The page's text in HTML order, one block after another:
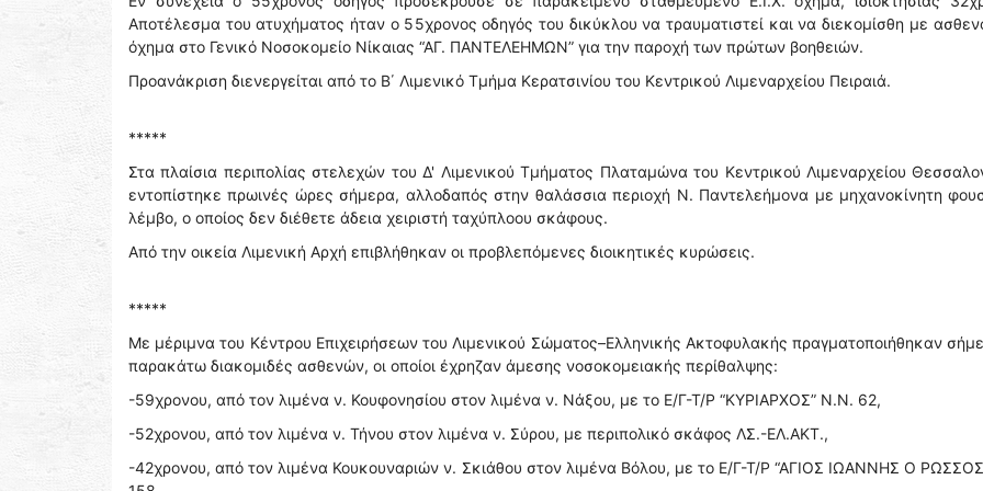
Αποτέλεσμα του ατυχήματος ήταν ο 55χρονος οδηγός του δικύκλου να τραυματιστεί και να διεκομίσθη με
όχημα στο Γενικό Νοσοκομείο Νίκαιας “ΑΓ. ΠΑΝΤΕΛΕΗΜΩΝ” για την παροχή των πρώτων βοηθειών.
Προανάκριση διενεργείται από το Β΄ Λιμενικό Τμήμα Κερατσινίου του Κεντρικού Λιμεναρχείου Πειραιά.
*****
Στα πλαίσια περιπολίας στελεχών του Δ' Λιμενικού Τμήματος Πλαταμώνα του Κεντρικού Λιμεναρχείου
εντοπίστηκε πρωινές ώρες σήμερα, αλλοδαπός στην θαλάσσια περιοχή Ν. Παντελεήμονα με μηχανοκίνητη
λέμβο, ο οποίος δεν διέθετε άδεια χειριστή ταχύπλοου σκάφους.
Από την οικεία Λιμενική Αρχή επιβλήθηκαν οι προβλεπόμενες διοικητικές κυρώσεις.
*****
Με μέριμνα του Κέντρου Επιχειρήσεων του Λιμενικού Σώματος–Ελληνικής Ακτοφυλακής πραγματοποιήθηκαν
παρακάτω διακομιδές ασθενών, οι οποίοι έχρηζαν άμεσης νοσοκομειακής περίθαλψης:
-59χρονου, από τον λιμένα ν. Κουφονησίου στον λιμένα ν. Νάξου, με το Ε/Γ-Τ/Ρ “ΚΥΡΙΑΡΧΟΣ” Ν.Ν. 62,
-52χρονου, από τον λιμένα ν. Τήνου στον λιμένα ν. Σύρου, με περιπολικό σκάφος ΛΣ.-ΕΛ.ΑΚΤ.,
-42χρονου, από τον λιμένα Κουκουναριών ν. Σκιάθου στον λιμένα Βόλου, με το Ε/Γ-Τ/Ρ “ΑΓΙΟΣ ΙΩΑΝΝΗΣ Ο